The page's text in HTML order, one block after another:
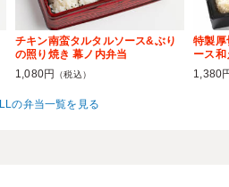
チキン南蛮タルタルソース&ぶり
の照り焼き 幕ノ内弁当
1,080円
（税込）
特製厚
ース和
1,380
の弁当一覧を見る